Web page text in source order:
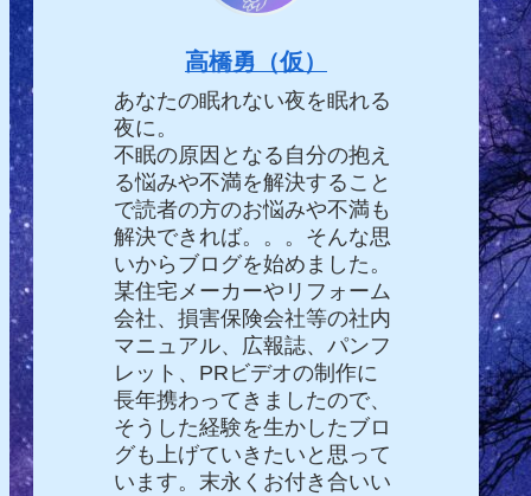
高橋勇（仮）
あなたの眠れない夜を眠れる
夜に。
不眠の原因となる自分の抱え
る悩みや不満を解決すること
で読者の方のお悩みや不満も
解決できれば。。。そんな思
いからブログを始めました。
某住宅メーカーやリフォーム
会社、損害保険会社等の社内
マニュアル、広報誌、パンフ
レット、PRビデオの制作に
長年携わってきましたので、
そうした経験を生かしたブロ
グも上げていきたいと思って
います。末永くお付き合いい